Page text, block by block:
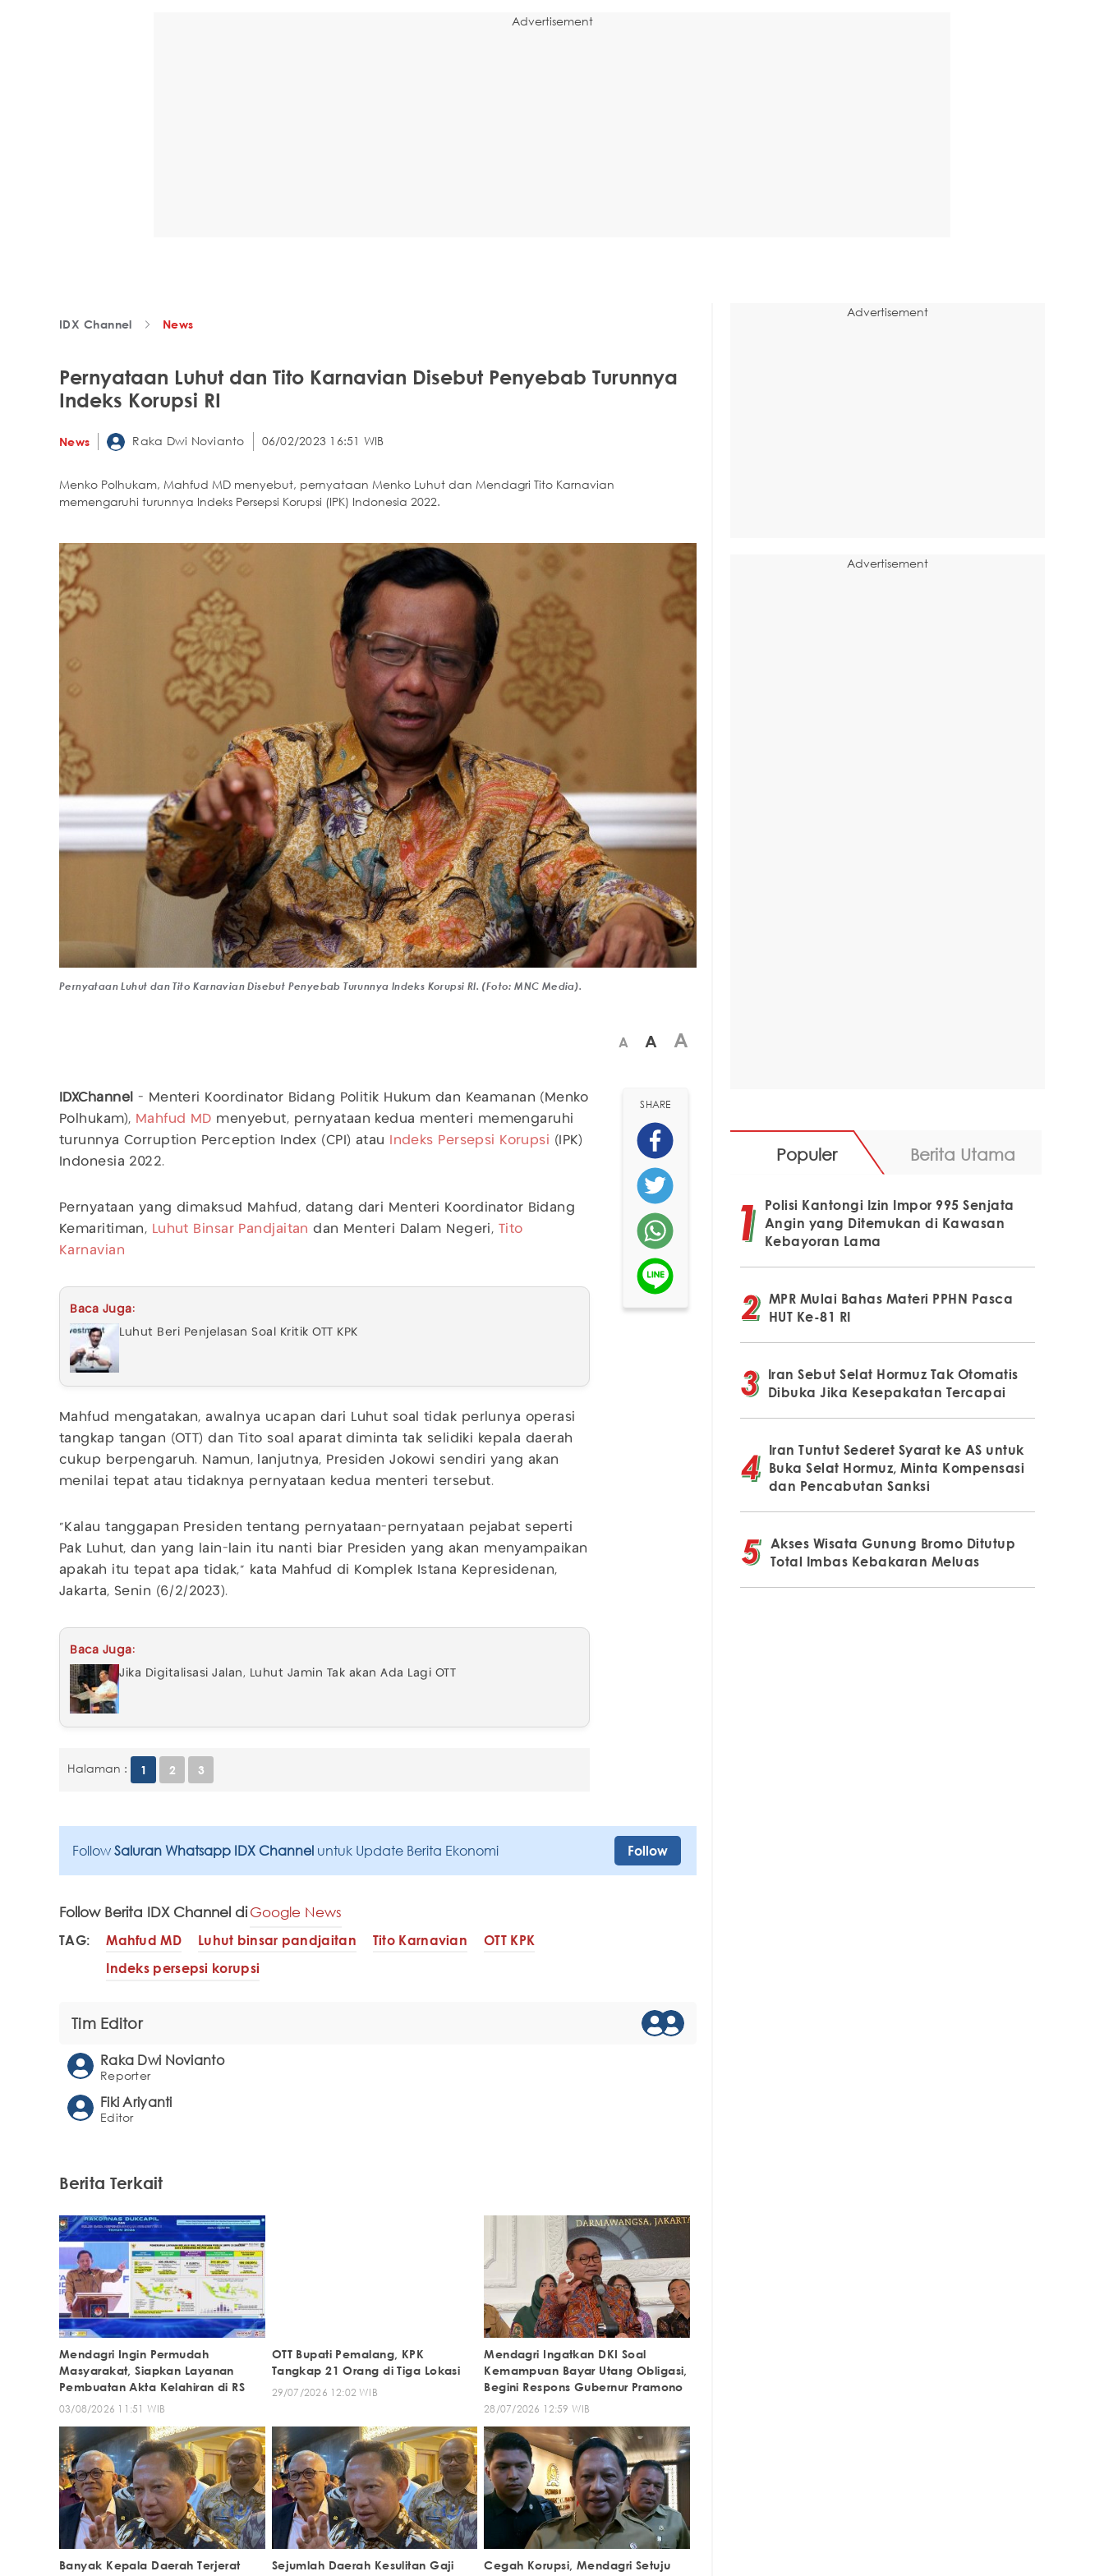
Advertisement
IDX Channel News
Pernyataan Luhut dan Tito Karnavian Disebut Penyebab Turunnya
Indeks Korupsi RI
News Raka Dwi Novianto 06/02/2023 16:51 WIB
Menko Polhukam, Mahfud MD menyebut, pernyataan Menko Luhut dan Mendagri Tito Karnavian
memengaruhi turunnya Indeks Persepsi Korupsi (IPK) Indonesia 2022.
Pernyataan Luhut dan Tito Karnavian Disebut Penyebab Turunnya Indeks Korupsi RI. (Foto: MNC Media).
A A A
IDXChannel - Menteri Koordinator Bidang Politik Hukum dan Keamanan (Menko
Polhukam), Mahfud MD menyebut, pernyataan kedua menteri memengaruhi
turunnya Corruption Perception Index (CPI) atau
Indeks Persepsi Korupsi (IPK)
Indonesia 2022.
Pernyataan yang dimaksud Mahfud, datang dari Menteri Koordinator Bidang
Kemaritiman, Luhut Binsar Pandjaitan dan Menteri Dalam Negeri,
Tito
Karnavian
Baca Juga:
Luhut Beri Penjelasan Soal Kritik OTT KPK
Mahfud mengatakan, awalnya ucapan dari Luhut soal tidak perlunya operasi
tangkap tangan (OTT) dan Tito soal aparat diminta tak selidiki kepala daerah
cukup berpengaruh. Namun, lanjutnya, Presiden Jokowi sendiri yang akan
menilai tepat atau tidaknya pernyataan kedua menteri tersebut.
"Kalau tanggapan Presiden tentang pernyataan-pernyataan pejabat seperti
Pak Luhut, dan yang lain-lain itu nanti biar Presiden yang akan menyampaikan
apakah itu tepat apa tidak," kata Mahfud di Komplek Istana Kepresidenan,
Jakarta, Senin (6/2/2023).
Baca Juga:
Jika Digitalisasi Jalan, Luhut Jamin Tak akan Ada Lagi OTT
Halaman : 1 2 3
SHARE
Follow Saluran Whatsapp IDX Channel untuk Update Berita Ekonomi Follow
Follow Berita IDX Channel diGoogle News
TAG: Mahfud MD Luhut binsar pandjaitan Tito Karnavian
OTT KPK
Indeks persepsi korupsi
Tim Editor
Raka Dwi Novianto
Reporter
Fiki Ariyanti
Editor
Berita Terkait
Mendagri Ingin Permudah
Masyarakat, Siapkan Layanan
Pembuatan Akta Kelahiran di RS
03/08/2026 11:51 WIB
OTT Bupati Pemalang, KPK
Tangkap 21 Orang di Tiga Lokasi
29/07/2026 12:02 WIB
Mendagri Ingatkan DKI Soal
Kemampuan Bayar Utang Obligasi,
Begini Respons Gubernur Pramono
28/07/2026 12:59 WIB
Banyak Kepala Daerah Terjerat
Sejumlah Daerah Kesulitan Gaji
Cegah Korupsi, Mendagri Setuju
Advertisement
Advertisement
Populer Berita Utama
Polisi Kantongi Izin Impor 995 Senjata
Angin yang Ditemukan di Kawasan
Kebayoran Lama
MPR Mulai Bahas Materi PPHN Pasca
HUT Ke-81 RI
Iran Sebut Selat Hormuz Tak Otomatis
Dibuka Jika Kesepakatan Tercapai
Iran Tuntut Sederet Syarat ke AS untuk
Buka Selat Hormuz, Minta Kompensasi
dan Pencabutan Sanksi
Akses Wisata Gunung Bromo Ditutup
Total Imbas Kebakaran Meluas